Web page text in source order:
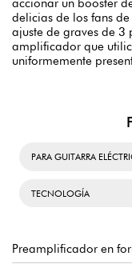
accionar un booster
delicias de los fans
ajuste de graves de 3
amplificador que
uniformemente
PARA GUITARRA
TECNOLOGÍA
Preamplificador en